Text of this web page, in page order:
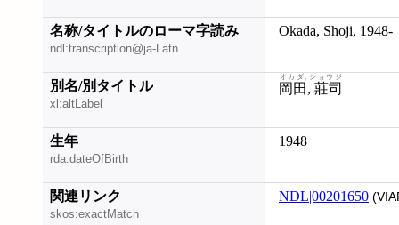
名称/タイトルのローマ字読み
ndl:transcription@ja-Latn
Okada, Shoji, 1948-
別名/別タイトル
xl:altLabel
岡田, 莊司
オカダ, ショウジ
生年
rda:dateOfBirth
1948
関連リンク
skos:exactMatch
NDL|00201650